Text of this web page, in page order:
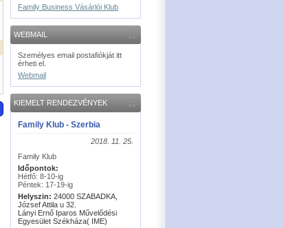
Family Business Vásárlói Klub
WEBMAIL
Személyes email postafiókját itt
érheti el.
Webmail
KIEMELT RENDEZVÉNYEK
Family Klub - Szerbia
2018. 11. 25.
Family Klub
Időpontok:
Hétfő: 8-10-ig
Péntek: 17-19-ig
Helyszin: 24000 SZABADKA,
József Attila u 32.
Lányi Ernő Iparos Művelődési
Egyesület Székháza( IME)